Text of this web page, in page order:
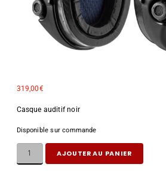
319,00€
Casque auditif noir
Disponible sur commande
AJOUTER AU PANIER